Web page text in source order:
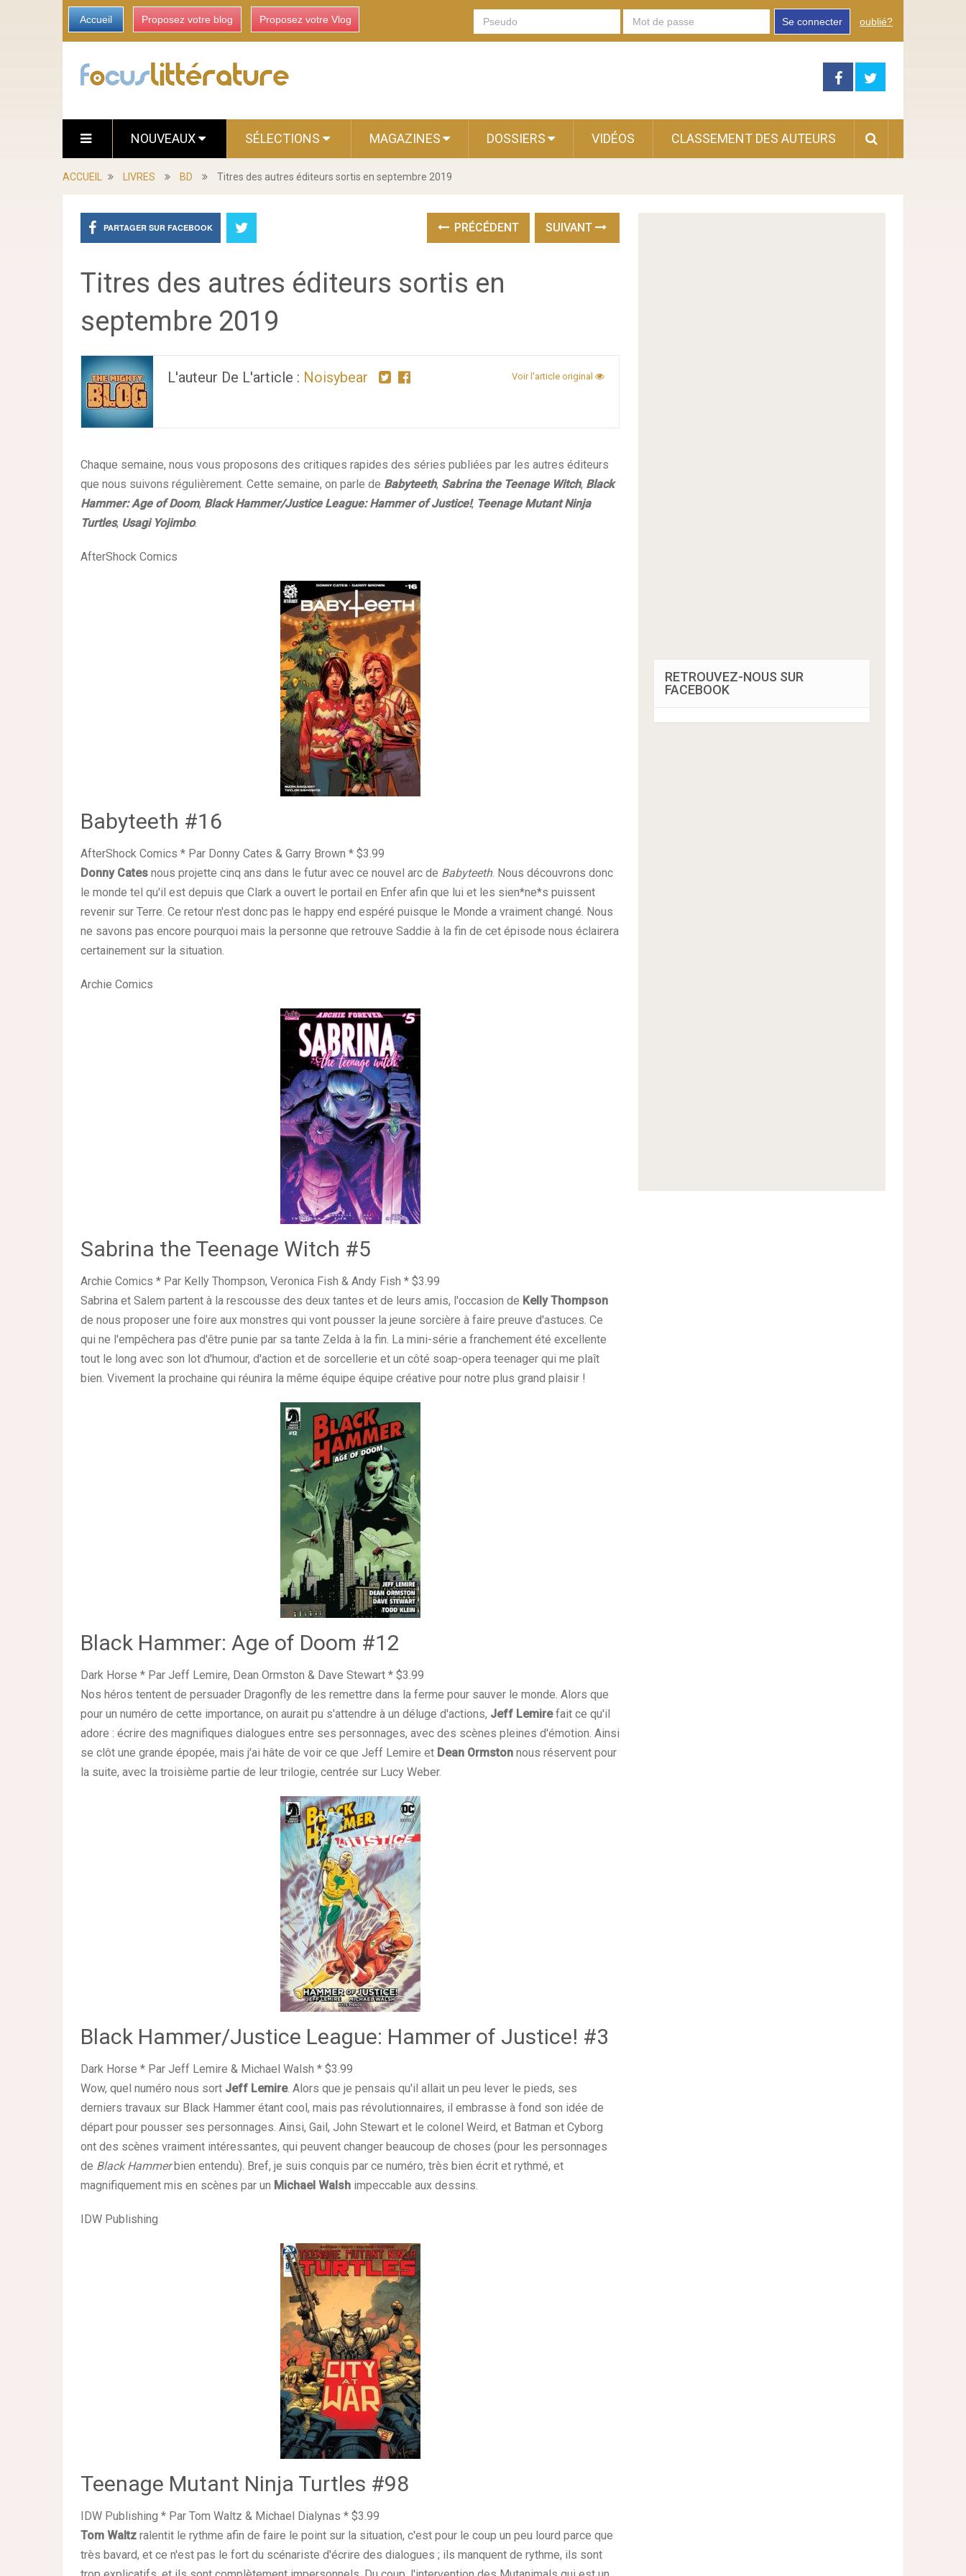
Accueil Proposez votre blog Proposez votre Vlog Se connecter oublié?
NOUVEAUX SÉLECTIONS MAGAZINES DOSSIERS VIDÉOS CLASSEMENT DES AUTEURS
ACCUEIL LIVRES BD Titres des autres éditeurs sortis en septembre 2019
PARTAGER SUR FACEBOOK PRÉCÉDENT SUIVANT
Titres des autres éditeurs sortis en
septembre 2019
L'auteur De L'article : Noisybear Voir l'article original
Chaque semaine, nous vous proposons des critiques rapides des séries publiées par les autres éditeurs
que nous suivons régulièrement. Cette semaine, on parle de Babyteeth, Sabrina the Teenage Witch, Black
Hammer: Age of Doom, Black Hammer/Justice League: Hammer of Justice!, Teenage Mutant Ninja
Turtles, Usagi Yojimbo.
AfterShock Comics
Babyteeth #16
AfterShock Comics * Par Donny Cates & Garry Brown * $3.99
Donny Cates nous projette cinq ans dans le futur avec ce nouvel arc de Babyteeth. Nous découvrons donc
le monde tel qu'il est depuis que Clark a ouvert le portail en Enfer afin que lui et les sien*ne*s puissent
revenir sur Terre. Ce retour n'est donc pas le happy end espéré puisque le Monde a vraiment changé. Nous
ne savons pas encore pourquoi mais la personne que retrouve Saddie à la fin de cet épisode nous éclairera
certainement sur la situation.
Archie Comics
Sabrina the Teenage Witch #5
Archie Comics * Par Kelly Thompson, Veronica Fish & Andy Fish * $3.99
Sabrina et Salem partent à la rescousse des deux tantes et de leurs amis, l'occasion de Kelly Thompson
de nous proposer une foire aux monstres qui vont pousser la jeune sorcière à faire preuve d'astuces. Ce
qui ne l'empêchera pas d'être punie par sa tante Zelda à la fin. La mini-série a franchement été excellente
tout le long avec son lot d'humour, d'action et de sorcellerie et un côté soap-opera teenager qui me plaît
bien. Vivement la prochaine qui réunira la même équipe équipe créative pour notre plus grand plaisir !
Black Hammer: Age of Doom #12
Dark Horse * Par Jeff Lemire, Dean Ormston & Dave Stewart * $3.99
Nos héros tentent de persuader Dragonfly de les remettre dans la ferme pour sauver le monde. Alors que
pour un numéro de cette importance, on aurait pu s'attendre à un déluge d'actions, Jeff Lemirefait ce qu'il
adore : écrire des magnifiques dialogues entre ses personnages, avec des scènes pleines d'émotion. Ainsi
se clôt une grande épopée, mais j'ai hâte de voir ce que Jeff Lemire et Dean Ormston nous réservent pour
la suite, avec la troisième partie de leur trilogie, centrée sur Lucy Weber.
Black Hammer/Justice League: Hammer of Justice! #3
Dark Horse * Par Jeff Lemire & Michael Walsh * $3.99
Wow, quel numéro nous sort Jeff Lemire. Alors que je pensais qu'il allait un peu lever le pieds, ses
derniers travaux sur Black Hammer étant cool, mais pas révolutionnaires, il embrasse à fond son idée de
départ pour pousser ses personnages. Ainsi, Gail, John Stewart et le colonel Weird, et Batman et Cyborg
ont des scènes vraiment intéressantes, qui peuvent changer beaucoup de choses (pour les personnages
de Black Hammerbien entendu). Bref, je suis conquis par ce numéro, très bien écrit et rythmé, et
magnifiquement mis en scènes par un Michael Walsh impeccable aux dessins.
IDW Publishing
Teenage Mutant Ninja Turtles #98
IDW Publishing * Par Tom Waltz & Michael Dialynas * $3.99
Tom Waltz ralentit le rythme afin de faire le point sur la situation, c'est pour le coup un peu lourd parce que
très bavard, et ce n'est pas le fort du scénariste d'écrire des dialogues ; ils manquent de rythme, ils sont
RETROUVEZ-NOUS SUR
FACEBOOK